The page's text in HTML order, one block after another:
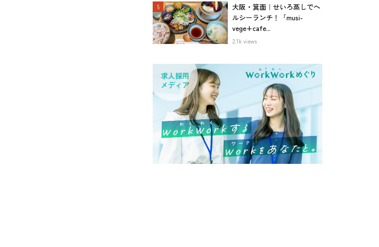
大阪・箕面｜せいろ蒸しでヘ
ルシーランチ！「musi-
vege+cafe...
2.1k views